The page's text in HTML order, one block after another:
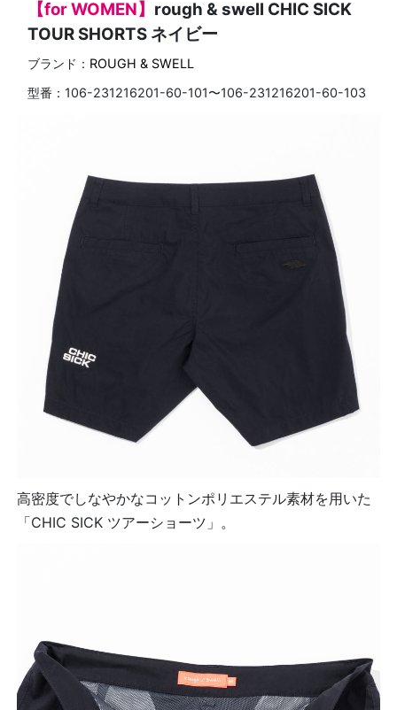
【for WOMEN】 rough & swell CHIC SICK
TOUR SHORTS ネイビー
ブランド： ROUGH & SWELL
型番： 106-231216201-60-101〜106-231216201-60-103
高密度でしなやかなコットンポリエステル素材を用いた
「CHIC SICK ツアーショーツ」。